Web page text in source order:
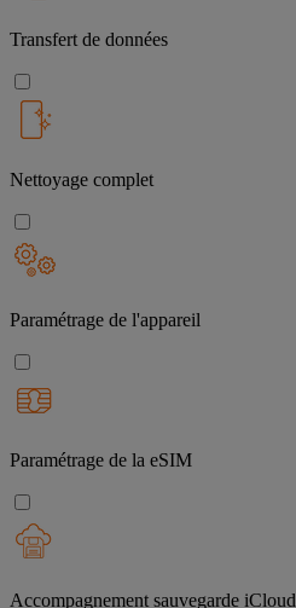
Transfert de données
Nettoyage complet
Paramétrage de l'appareil
Paramétrage de la eSIM
Accompagnement sauvegarde iCloud